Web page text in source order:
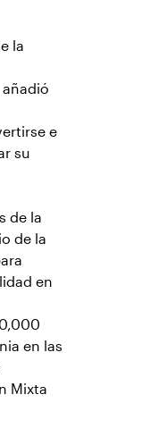
la
e
su
de la
de la
en
en las
Mixta